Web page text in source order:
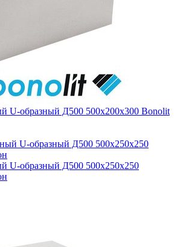
U-образный Д500 500х200х300 Bonolit
U-образный Д500 500х250х250